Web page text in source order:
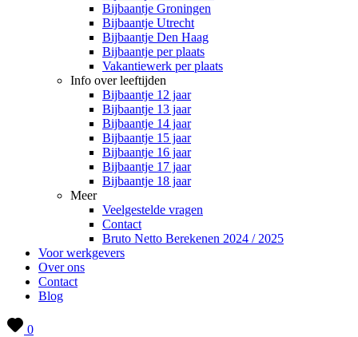
Bijbaantje Groningen
Bijbaantje Utrecht
Bijbaantje Den Haag
Bijbaantje per plaats
Vakantiewerk per plaats
Info over leeftijden
Bijbaantje 12 jaar
Bijbaantje 13 jaar
Bijbaantje 14 jaar
Bijbaantje 15 jaar
Bijbaantje 16 jaar
Bijbaantje 17 jaar
Bijbaantje 18 jaar
Meer
Veelgestelde vragen
Contact
Bruto Netto Berekenen 2024 / 2025
Voor werkgevers
Over ons
Contact
Blog
0